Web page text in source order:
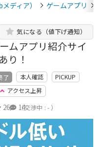
ディア） ゲームアプリ
ムアプリ紹介サイ
り！
気になる（値下げ通知）
了 本人確認
PICKUP
アクセス上昇
26 14
（交渉中 : - ）